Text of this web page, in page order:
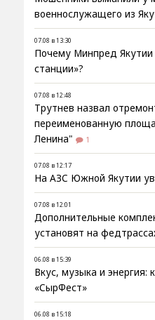
военнослужащего из
07.08 в 13:30
Почему Минпред Якутии
станции»?
07.08 в 12:48
Трутнев назвал
переименованную
Ленина"
1
07.08 в 12:17
На АЗС Южной Якутии
07.08 в 12:01
Дополнительные
установят на
06.08 в 15:39
Вкус, музыка и энергия:
«СырФест»
06.08 в 15:18